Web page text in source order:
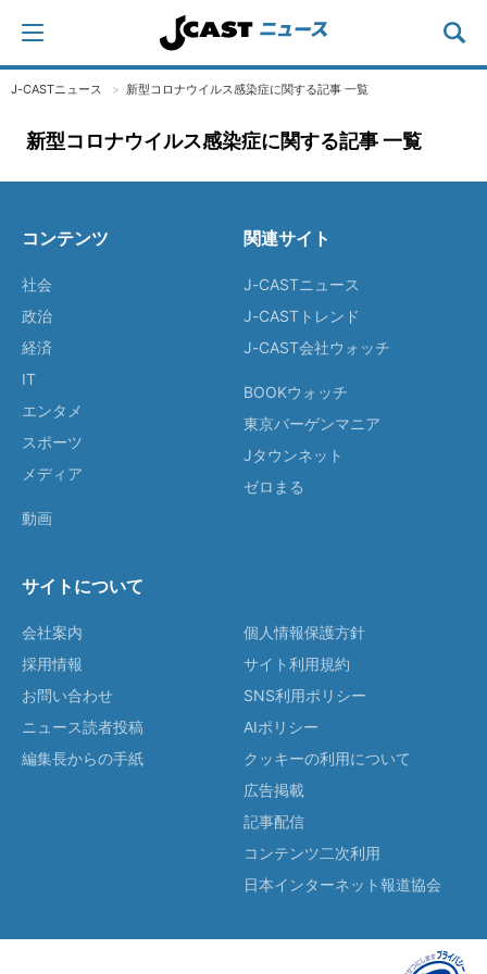
J-CASTニュース 新型コロナウイルス感染症に関する記事 一覧
新型コロナウイルス感染症に関する記事 一覧
コンテンツ
社会
政治
経済
IT
エンタメ
スポーツ
メディア
動画
関連サイト
J-CASTニュース
J-CASTトレンド
J-CAST会社ウォッチ
BOOKウォッチ
東京バーゲンマニア
Jタウンネット
ゼロまる
サイトについて
会社案内
採用情報
お問い合わせ
ニュース読者投稿
編集長からの手紙
個人情報保護方針
サイト利用規約
SNS利用ポリシー
AIポリシー
クッキーの利用について
広告掲載
記事配信
コンテンツ二次利用
日本インターネット報道協会